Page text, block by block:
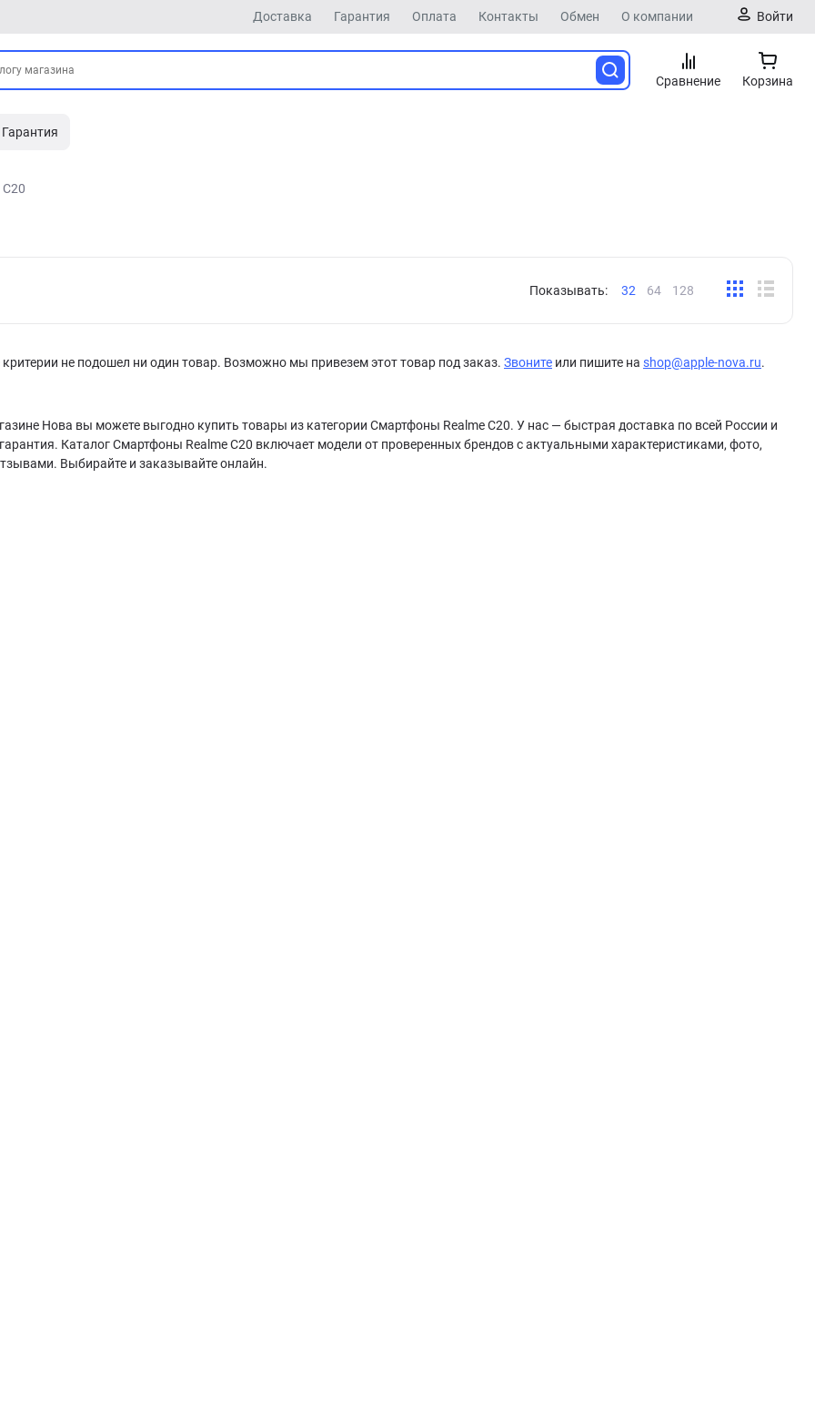
Доставка Гарантия Оплата Контакты Обмен О компании Войти
Сравнение Корзина
Гарантия
C20
Показывать: 32 64 128
не подошел ни один товар. Возможно мы привезем этот товар под заказ. Звоните или пишите на shop@apple-nova.ru.
Нова вы можете выгодно купить товары из категории Смартфоны Realme C20. У нас — быстрая доставка по всей России и
Каталог Смартфоны Realme C20 включает модели от проверенных брендов с актуальными характеристиками, фото,
Выбирайте и заказывайте онлайн.